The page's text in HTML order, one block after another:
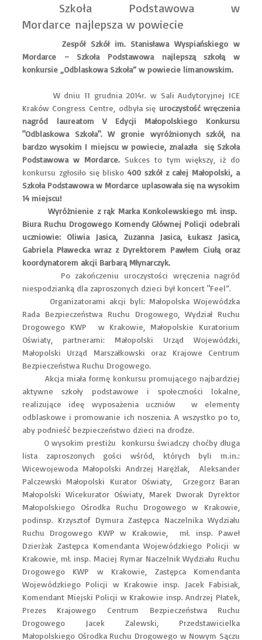
Szkoła Podstawowa w
Mordarce najlepsza w powiecie
Zespół Szkół im. Stanisława Wyspiańskiego w
Mordarce – Szkoła Podstawowa najlepszą szkołą w
konkursie „Odblaskowa Szkoła” w powiecie limanowskim.
W dniu 11 grudnia 2014r. w Sali Audytoryjnej ICE
Kraków Congress Centre, odbyła się uroczystość wręczenia
nagród laureatom V Edycji Małopolskiego Konkursu
"Odblaskowa Szkoła". W gronie wyróżnionych szkół, na
bardzo wysokim I miejscu w powiecie, znalazła się Szkoła
Podstawowa w Mordarce. Sukces to tym większy, iż do
konkursu zgłosiło się blisko400 szkół z całej Małopolski, a
Szkoła Podstawowa w Mordarce uplasowała się na wysokim
14 miejscu!
Wyróżnienie z rąk Marka Konkolewskiego mł. insp.
Biura Ruchu Drogowego Komendy Głównej Policji odebrali
uczniowie: Oliwia Jasica, Zuzanna Jasica, Łukasz Jasica,
Gabriela Pławecka wraz z Dyrektorem Pawłem Ciułą oraz
koordynatorem akcji Barbarą Młynarczyk.
Po zakończeniu uroczystości wręczenia nagród
niespodzianką dla zaproszonych dzieci był koncert "Feel”.
Organizatorami akcji byli: Małopolska Wojewódzka
Rada Bezpieczeństwa Ruchu Drogowego, Wydział Ruchu
Drogowego KWP w Krakowie, Małopolskie Kuratorium
Oświaty, partnerami: Małopolski Urząd Wojewódzki,
Małopolski Urząd Marszałkowski oraz Krajowe Centrum
Bezpieczeństwa Ruchu Drogowego.
Akcja miała formę konkursu promującego najbardziej
aktywne szkoły podstawowe i społeczności lokalne,
realizujące ideę wyposażenia uczniów w elementy
odblaskowe i promowanie ich noszenia. A wszystko po to,
aby podnieść bezpieczeństwo dzieci na drodze.
O wysokim prestiżu konkursu świadczy choćby długa
lista zaproszonych gości wśród, których byli m.in.:
Wicewojewoda Małopolski Andrzej Harężlak, Aleksander
Palczewski Małopolski Kurator Oświaty, Grzegorz Baran
Małopolski Wicekurator Oświaty, Marek Dworak Dyrektor
Małopolskiego Ośrodka Ruchu Drogowego w Krakowie,
podinsp. Krzysztof Dymura Zastępca Naczelnika Wydziału
Ruchu Drogowego KWP w Krakowie, mł. insp. Paweł
Dzierżak Zastępca Komendanta Wojewódzkiego Policji w
Krakowie, mł. insp. Maciej Rymar Naczelnik Wydziału Ruchu
Drogowego KWP w Krakowie, Zastępca Komendanta
Wojewódzkiego Policji w Krakowie insp. Jacek Fabisiak,
Komendant Miejski Policji w Krakowie insp. Andrzej Płatek,
Prezes Krajowego Centrum Bezpieczeństwa Ruchu
Drogowego Jacek Zalewski, Przedstawicielka
Małopolskiego Ośrodka Ruchu Drogowego w Nowym Sączu